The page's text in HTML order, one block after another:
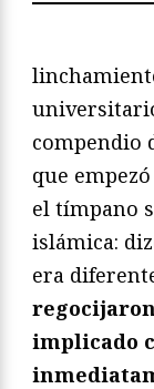
compendio
que
el tímpano
islámica:
era
implicado